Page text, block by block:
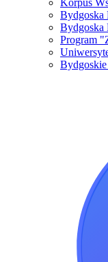
Bydgoska
Bydgoska
Program